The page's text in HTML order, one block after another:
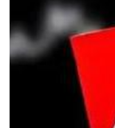
户上的借方余额